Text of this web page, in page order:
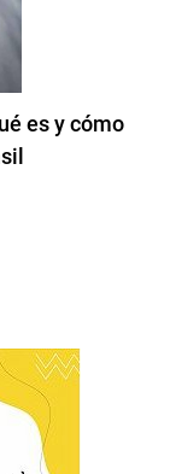
es y cómo